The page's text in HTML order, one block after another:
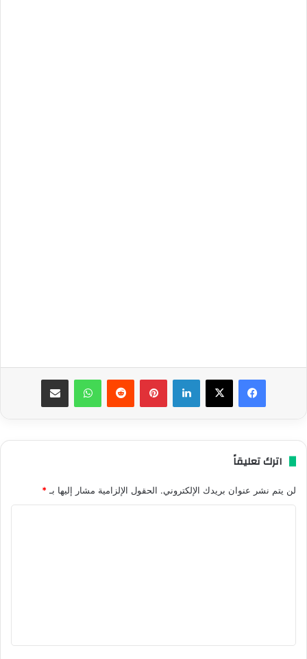
فيسبوك ‫X لينكدإن بينتيريست واتساب مشاركة عبر البريد
اترك تعليقاً
لن يتم نشر عنوان بريدك الإلكتروني. الحقول الإلزامية مشار إليها بـ *